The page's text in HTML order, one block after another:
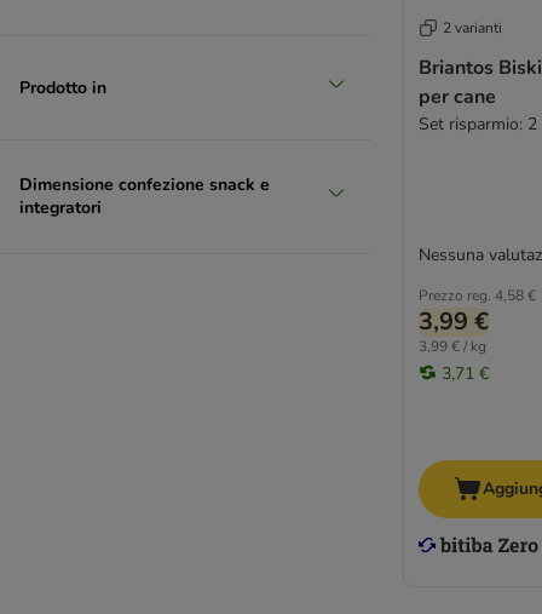
Prodotto in
Dimensione confezione snack e
integratori
2 varianti
Briantos
per cane
Set risparmio:
Prezzo reg. 4,58 €
3,99 €
3,99 € / kg
3,71 €
Nessuna